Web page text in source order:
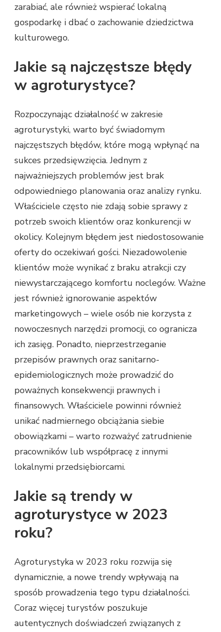
zarabiać, ale również wspierać lokalną
gospodarkę i dbać o zachowanie dziedzictwa
kulturowego.
Jakie są najczęstsze błędy
w agroturystyce?
Rozpoczynając działalność w zakresie
agroturystyki, warto być świadomym
najczęstszych błędów, które mogą wpłynąć na
sukces przedsięwzięcia. Jednym z
najważniejszych problemów jest brak
odpowiedniego planowania oraz analizy rynku.
Właściciele często nie zdają sobie sprawy z
potrzeb swoich klientów oraz konkurencji w
okolicy. Kolejnym błędem jest niedostosowanie
oferty do oczekiwań gości. Niezadowolenie
klientów może wynikać z braku atrakcji czy
niewystarczającego komfortu noclegów. Ważne
jest również ignorowanie aspektów
marketingowych – wiele osób nie korzysta z
nowoczesnych narzędzi promocji, co ogranicza
ich zasięg. Ponadto, nieprzestrzeganie
przepisów prawnych oraz sanitarno-
epidemiologicznych może prowadzić do
poważnych konsekwencji prawnych i
finansowych. Właściciele powinni również
unikać nadmiernego obciążania siebie
obowiązkami – warto rozważyć zatrudnienie
pracowników lub współpracę z innymi
lokalnymi przedsiębiorcami.
Jakie są trendy w
agroturystyce w 2023
roku?
Agroturystyka w 2023 roku rozwija się
dynamicznie, a nowe trendy wpływają na
sposób prowadzenia tego typu działalności.
Coraz więcej turystów poszukuje
autentycznych doświadczeń związanych z